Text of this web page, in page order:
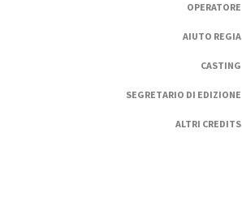
OPERATORE
AIUTO REGIA
CASTING
SEGRETARIO DI EDIZIONE
ALTRI CREDITS